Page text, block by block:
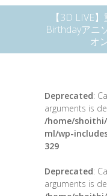
【3D LIVE
Birthdayアニ
オ
Deprecated:
arguments is
/home/
ml/wp-
329
Deprecated:
arguments is